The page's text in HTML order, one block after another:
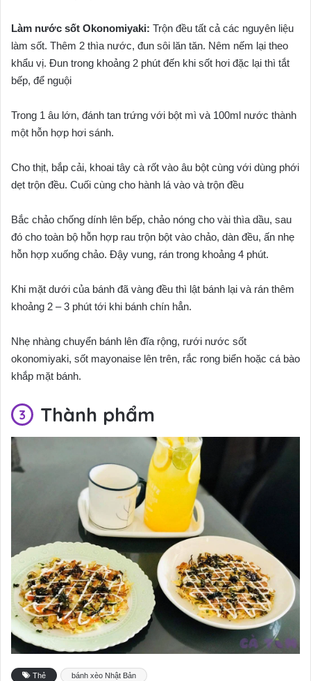
Làm nước sốt Okonomiyaki: Trộn đều tất cả các nguyên liệu
làm sốt. Thêm 2 thìa nước, đun sôi lăn tăn. Nêm nếm lại theo
khẩu vị. Đun trong khoảng 2 phút đến khi sốt hơi đặc lại thì tắt
bếp, để nguội
Trong 1 âu lớn, đánh tan trứng với bột mì và 100ml nước thành
một hỗn hợp hơi sánh.
Cho thịt, bắp cải, khoai tây cà rốt vào âu bột cùng với dùng phới
dẹt trộn đều. Cuối cùng cho hành lá vào và trộn đều
Bắc chảo chống dính lên bếp, chảo nóng cho vài thìa dầu, sau
đó cho toàn bộ hỗn hợp rau trộn bột vào chảo, dàn đều, ấn nhẹ
hỗn hợp xuống chảo. Đậy vung, rán trong khoảng 4 phút.
Khi mặt dưới của bánh đã vàng đều thì lật bánh lại và rán thêm
khoảng 2 – 3 phút tới khi bánh chín hẳn.
Nhẹ nhàng chuyển bánh lên đĩa rộng, rưới nước sốt
okonomiyaki, sốt mayonaise lên trên, rắc rong biển hoặc cá bào
khắp mặt bánh.
Thành phẩm
Thẻ bánh xèo Nhật Bản